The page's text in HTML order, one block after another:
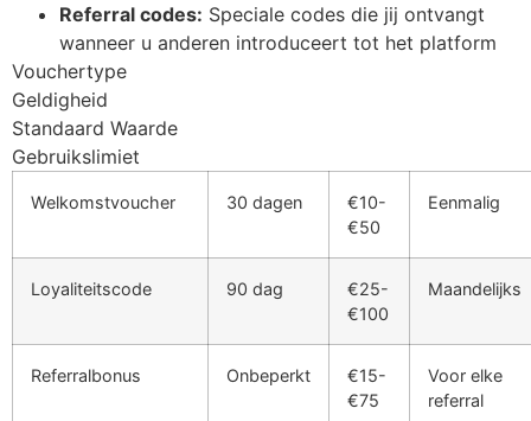
Referral codes: Speciale codes die jij ontvangt
wanneer u anderen introduceert tot het platform
Vouchertype
Geldigheid
Standaard Waarde
Gebruikslimiet
Welkomstvoucher 30 dagen
€10-
€50
Eenmalig
Loyaliteitscode 90 dag
€25-
€100
Maandelijks
Referralbonus Onbeperkt
€15-
€75
Voor elke
referral